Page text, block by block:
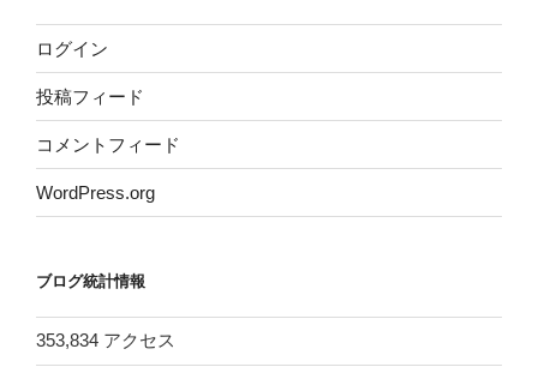
ログイン
投稿フィード
コメントフィード
WordPress.org
ブログ統計情報
353,834 アクセス